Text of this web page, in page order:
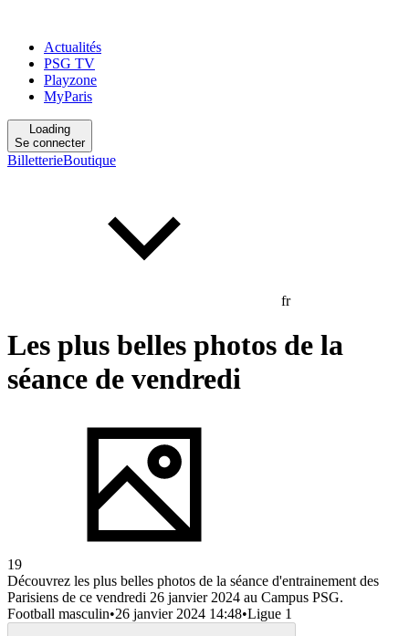
Actualités
PSG TV
Playzone
MyParis
Loading
Se connecter
BilletterieBoutique
fr
Les plus belles photos de la
séance de vendredi
19
Découvrez les plus belles photos de la séance d'entrainement des
Parisiens de ce vendredi 26 janvier 2024 au Campus PSG.
Football masculin•26 janvier 2024 14:48•Ligue 1